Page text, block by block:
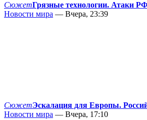
СюжетГрязные технологии. Атаки
Новости мира — Вчера, 23:39
СюжетЭскалация для Европы.
Новости мира — Вчера, 17:10